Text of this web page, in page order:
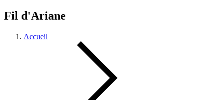
Fil d'Ariane
Accueil